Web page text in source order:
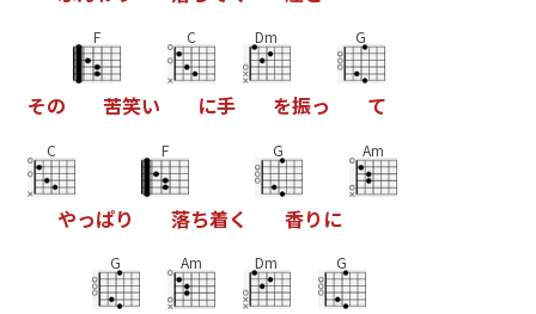
その
F
苦笑い
C
に手
Dm
を振っ
G
て
C
やっぱり
F
落ち着く
G
香り に
Am
G Am Dm G